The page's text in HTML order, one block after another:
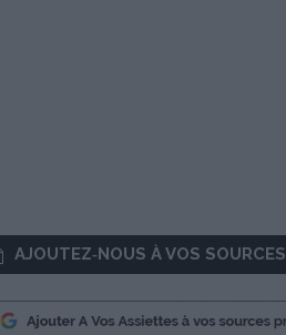
AJOUTEZ‑NOUS À VOS SOURCES